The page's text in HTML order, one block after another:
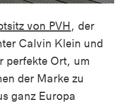
von PVH, der
Calvin Klein und
perfekte Ort, um
der Marke zu
ganz Europa